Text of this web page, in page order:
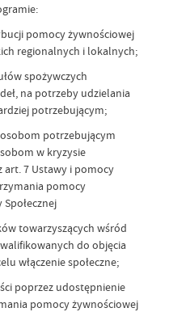
pomocy żywnościowej
regionalnych i lokalnych;
spożywczych
na potrzeby udzielania
potrzebującym;
potrzebującym
w kryzysie
art. 7 Ustawy i pomocy
pomocy
towarzyszących wśród
do objęcia
włączenie społeczne;
poprzez udostępnienie
pomocy żywnościowej